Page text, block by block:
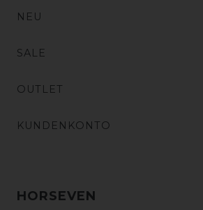
NEU
SALE
OUTLET
KUNDENKONTO
HORSEVEN